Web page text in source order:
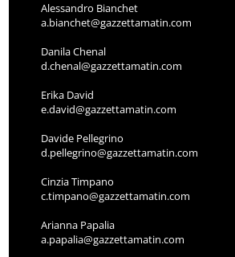
Alessandro Bianchet
a.bianchet@gazzettamatin.com
Danila Chenal
d.chenal@gazzettamatin.com
Erika David
e.david@gazzettamatin.com
Davide Pellegrino
d.pellegrino@gazzettamatin.com
Cinzia Timpano
c.timpano@gazzettamatin.com
Arianna Papalia
a.papalia@gazzettamatin.com